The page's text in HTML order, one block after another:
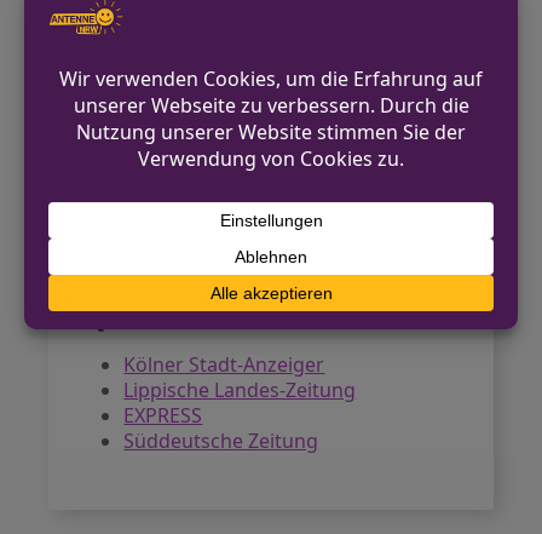
Fernverkehr in der gesamten Region.
Ausblick
Die Bahn rechnet damit, den regulären
Betrieb im Laufe des Tages vollständig
ihre Verbindungen vorab prüfen und
kurzfristige Restverspätungen
Quellen
Kölner Stadt-Anzeiger
Lippische Landes-Zeitung
EXPRESS
Süddeutsche Zeitung